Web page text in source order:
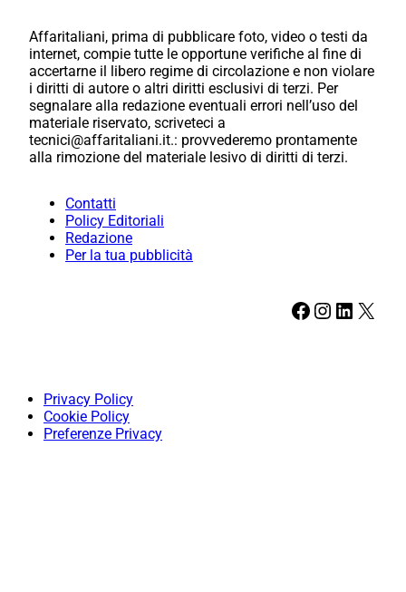
Affaritaliani, prima di pubblicare foto, video o testi da
internet, compie tutte le opportune verifiche al fine di
accertarne il libero regime di circolazione e non violare
i diritti di autore o altri diritti esclusivi di terzi. Per
segnalare alla redazione eventuali errori nell’uso del
materiale riservato, scriveteci a
tecnici@affaritaliani.it.: provvederemo prontamente
alla rimozione del materiale lesivo di diritti di terzi.
Contatti
Policy Editoriali
Redazione
Per la tua pubblicità
Facebook Instagram LinkedIn X
Privacy Policy
Cookie Policy
Preferenze Privacy